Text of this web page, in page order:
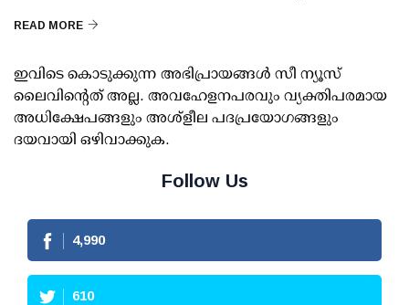
READ MORE
ഇവിടെ കൊടുക്കുന്ന അഭിപ്രായങ്ങള്‍ സീ ന്യൂസ്
ലൈവിന്റെത് അല്ല. അവഹേളനപരവും വ്യക്തിപരമായ
അധിക്ഷേപങ്ങളും അശ്‌ളീല പദപ്രയോഗങ്ങളും
ദയവായി ഒഴിവാക്കുക.
Follow Us
4,990
610